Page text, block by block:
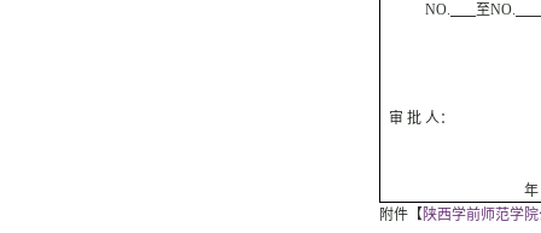
NO. 至NO.
审 批 人：
附件【陕西学前师范学